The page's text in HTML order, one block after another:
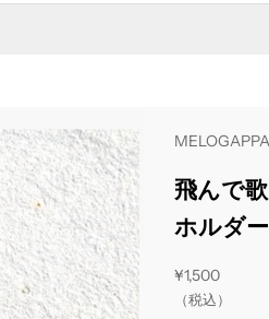
飛んで
ホルダ
セール価格
¥1,500
（税込）